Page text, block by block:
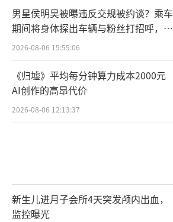
男星侯明昊被曝违反交规被约谈？乘车
期间将身体探出车辆与粉丝打招呼，当
地交警回应
2026-08-06 15:55:06
《归墟》平均每分钟算力成本2000元
AI创作的高昂代价
2026-08-06 12:13:37
新生儿进月子会所4天突发颅内出血，
监控曝光